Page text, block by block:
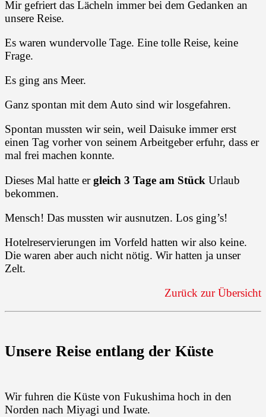
Mir gefriert das Lächeln immer bei dem Gedanken an
unsere Reise.
Es waren wundervolle Tage. Eine tolle Reise, keine
Frage.
Es ging ans Meer.
Ganz spontan mit dem Auto sind wir losgefahren.
Spontan mussten wir sein, weil Daisuke immer erst
einen Tag vorher von seinem Arbeitgeber erfuhr, dass er
mal frei machen konnte.
Dieses Mal hatte ergleich 3 Tage am Stück Urlaub
bekommen.
Mensch! Das mussten wir ausnutzen. Los ging’s!
Hotelreservierungen im Vorfeld hatten wir also keine.
Die waren aber auch nicht nötig. Wir hatten ja unser
Zelt.
Zurück zur Übersicht
Unsere Reise entlang der Küste
Wir fuhren die Küste von Fukushima hoch in den
Norden nach Miyagi und Iwate.